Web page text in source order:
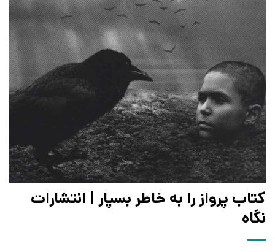
کتاب پرواز را به خاطر بسپار | انتشارات
نگاه